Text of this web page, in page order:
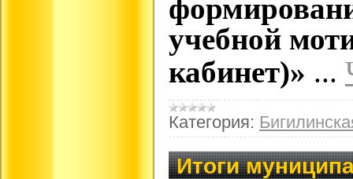
учебной
кабинет)» ...
Категория:
Итоги